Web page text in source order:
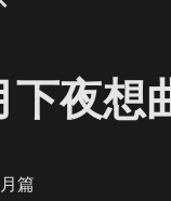
下夜想
篇